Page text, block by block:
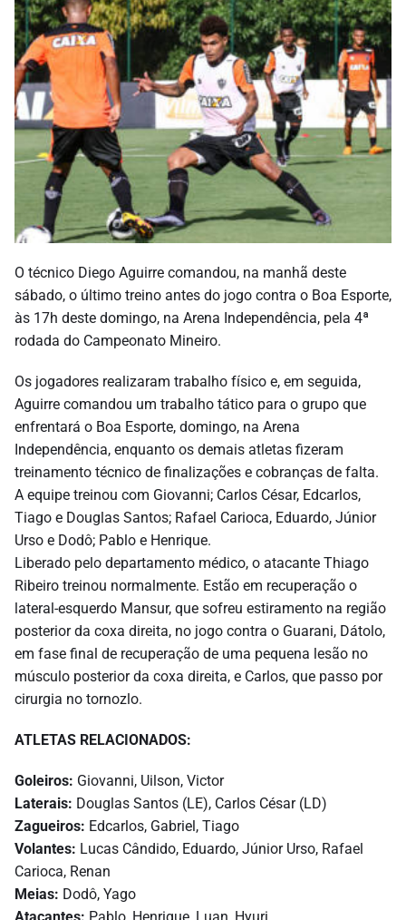
O técnico Diego Aguirre comandou, na manhã deste
sábado, o último treino antes do jogo contra o Boa Esporte,
às 17h deste domingo, na Arena Independência, pela 4ª
rodada do Campeonato Mineiro.
Os jogadores realizaram trabalho físico e, em seguida,
Aguirre comandou um trabalho tático para o grupo que
enfrentará o Boa Esporte, domingo, na Arena
Independência, enquanto os demais atletas fizeram
treinamento técnico de finalizações e cobranças de falta.
A equipe treinou com Giovanni; Carlos César, Edcarlos,
Tiago e Douglas Santos; Rafael Carioca, Eduardo, Júnior
Urso e Dodô; Pablo e Henrique.
Liberado pelo departamento médico, o atacante Thiago
Ribeiro treinou normalmente. Estão em recuperação o
lateral-esquerdo Mansur, que sofreu estiramento na região
posterior da coxa direita, no jogo contra o Guarani, Dátolo,
em fase final de recuperação de uma pequena lesão no
músculo posterior da coxa direita, e Carlos, que passo por
cirurgia no tornozlo.
ATLETAS RELACIONADOS:
Goleiros: Giovanni, Uilson, Victor
Laterais: Douglas Santos (LE), Carlos César (LD)
Zagueiros: Edcarlos, Gabriel, Tiago
Volantes: Lucas Cândido, Eduardo, Júnior Urso, Rafael
Carioca, Renan
Meias: Dodô, Yago